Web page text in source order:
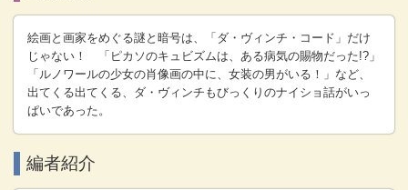
絵画と画家をめぐる謎と暗号は、「ダ・ヴィンチ・コード」だけ
じゃない！ 「ピカソのキュビズムは、ある病気の賜物だった!?」
「ルノワールの少女の肖像画の中に、女装の男がいる！」など、
出てくる出てくる、ダ・ヴィンチもびっくりのナイショ話がいっ
ぱいであった。
編者紹介